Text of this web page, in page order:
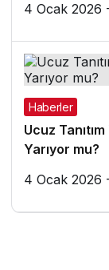
4 Ocak 2026
Haberler
Ucuz
Yarıyor mu?
4 Ocak 2026